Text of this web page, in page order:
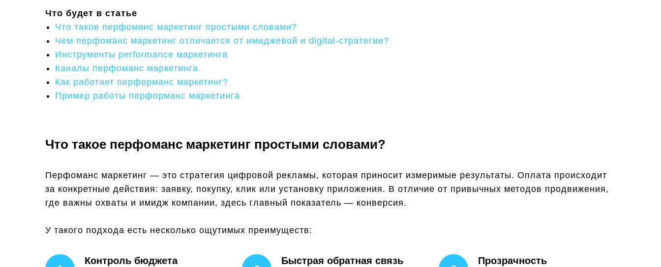
Что будет в статье
Что такое перфоманс маркетинг простыми словами?
Чем перфоманс маркетинг отличается от имиджевой и digital-стратегии?
Инструменты performance маркетинга
Каналы перфоманс маркетинга
Как работает перформанс маркетинг?
Пример работы перформанс маркетинга
Что такое перфоманс маркетинг простыми словами?
Перфоманс маркетинг — это стратегия цифровой рекламы, которая приносит измеримые результаты. Оплата происходит
за конкретные действия: заявку, покупку, клик или установку приложения. В отличие от привычных методов продвижения,
где важны охваты и имидж компании, здесь главный показатель — конверсия.
У такого подхода есть несколько ощутимых преимуществ:
Контроль бюджета Быстрая обратная связь Прозрачность